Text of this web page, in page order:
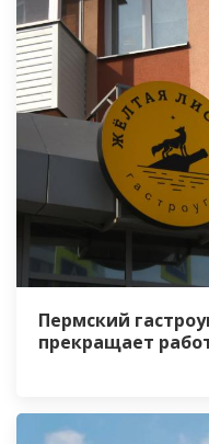
Пермский
прекращает